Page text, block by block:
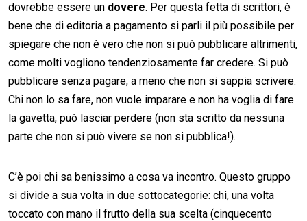
dovrebbe essere un dovere. Per questa fetta di scrittori, è
bene che di editoria a pagamento si parli il più possibile per
spiegare che non è vero che non si può pubblicare altrimenti,
come molti vogliono tendenziosamente far credere. Si può
pubblicare senza pagare, a meno che non si sappia scrivere.
Chi non lo sa fare, non vuole imparare e non ha voglia di fare
la gavetta, può lasciar perdere (non sta scritto da nessuna
parte che non si può vivere se non si pubblica!).
C’è poi chi sa benissimo a cosa va incontro. Questo gruppo
si divide a sua volta in due sottocategorie: chi, una volta
toccato con mano il frutto della sua scelta (cinquecento